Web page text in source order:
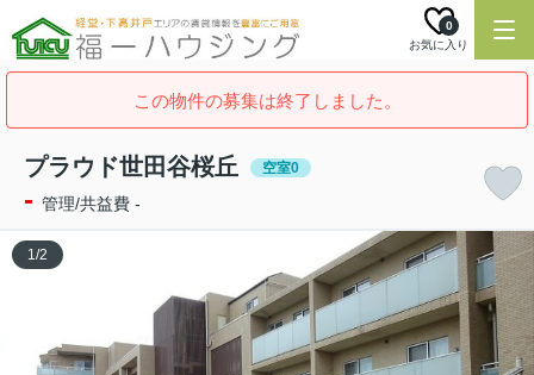
お気に入り
0
この物件の募集は終了しました。
プラウド世田谷桜丘 空室0
- 管理/共益費 -
1/2